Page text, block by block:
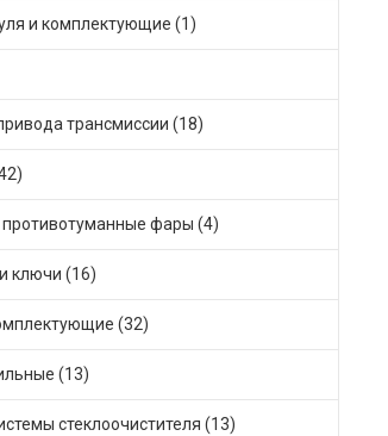
и комплектующие (1)
трансмиссии (18)
фары (4)
ключи (16)
(32)
(13)
стеклоочистителя (13)